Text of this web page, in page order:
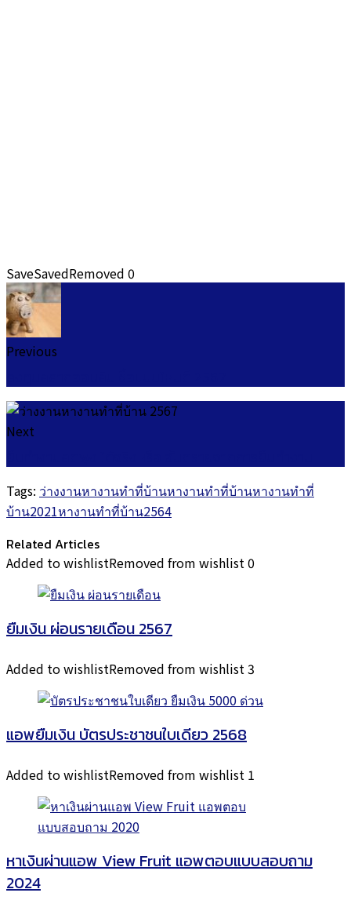
SaveSavedRemoved 0
Previous
Next
Tags: ว่างงานหางานทำที่บ้านหางานทำที่บ้านหางานทำที่
บ้าน2021หางานทำที่บ้าน2564
Related Articles
Added to wishlistRemoved from wishlist 0
ยืมเงิน ผ่อนรายเดือน 2567
Added to wishlistRemoved from wishlist 3
แอพยืมเงิน บัตรประชาชนใบเดียว 2568
Added to wishlistRemoved from wishlist 1
หาเงินผ่านแอพ View Fruit แอพตอบแบบสอบถาม
2024